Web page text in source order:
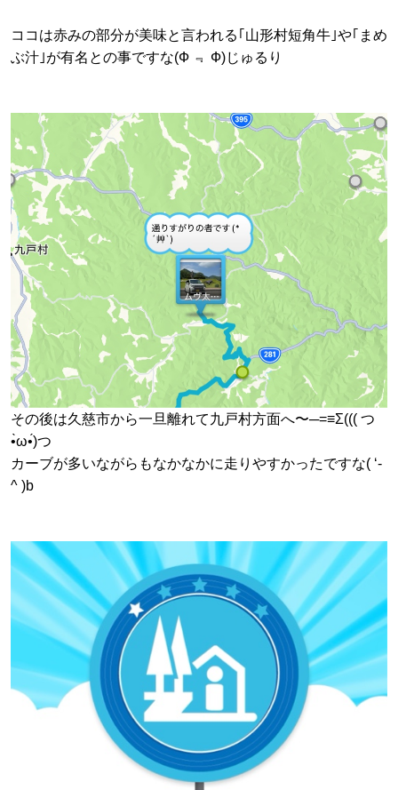
ココは赤みの部分が美味と言われる｢山形村短角牛｣や｢まめ
ぶ汁｣が有名との事ですな(Ф ﹃ Ф)じゅるり
その後は久慈市から一旦離れて九戸村方面へ〜─=≡Σ((( つ
•̀ω•́)つ
カーブが多いながらもなかなかに走りやすかったですな( ‘-
^ )b